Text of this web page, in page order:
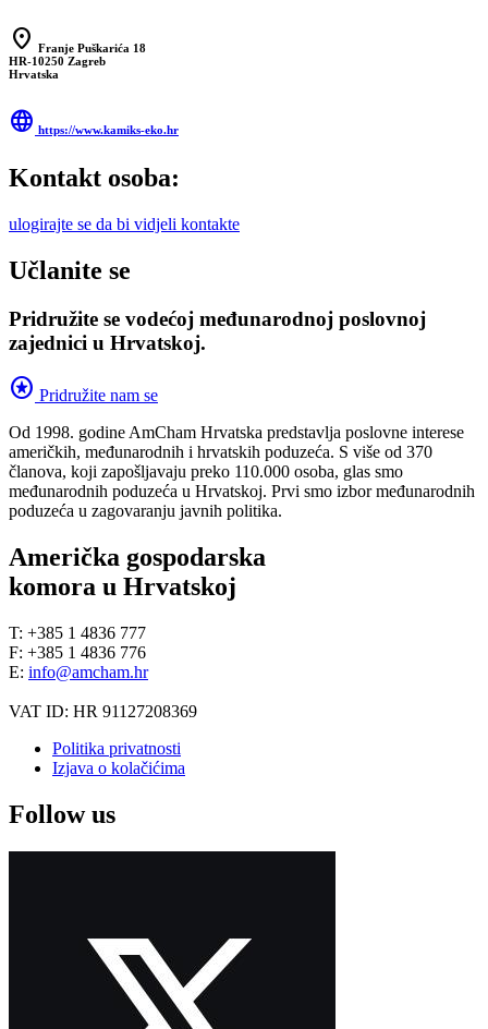
location_on Franje Puškarića 18
HR-10250 Zagreb
Hrvatska
language https://www.kamiks-eko.hr
Kontakt osoba:
ulogirajte se da bi vidjeli kontakte
Učlanite se
Pridružite se vodećoj međunarodnoj poslovnoj
zajednici u Hrvatskoj.
stars Pridružite nam se
Od 1998. godine AmCham Hrvatska predstavlja poslovne interese
američkih, međunarodnih i hrvatskih poduzeća. S više od 370
članova, koji zapošljavaju preko 110.000 osoba, glas smo
međunarodnih poduzeća u Hrvatskoj. Prvi smo izbor međunarodnih
poduzeća u zagovaranju javnih politika.
Američka gospodarska
komora u Hrvatskoj
T: +385 1 4836 777
F: +385 1 4836 776
E: info@amcham.hr
VAT ID: HR 91127208369
Politika privatnosti
Izjava o kolačićima
Follow us